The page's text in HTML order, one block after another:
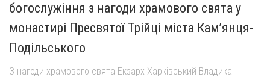
богослужіння з нагоди храмового свята у
монастирі Пресвятої Трійці міста Кам’янця-
Подільського
З нагоди храмового свята Екзарх Харківський Владика